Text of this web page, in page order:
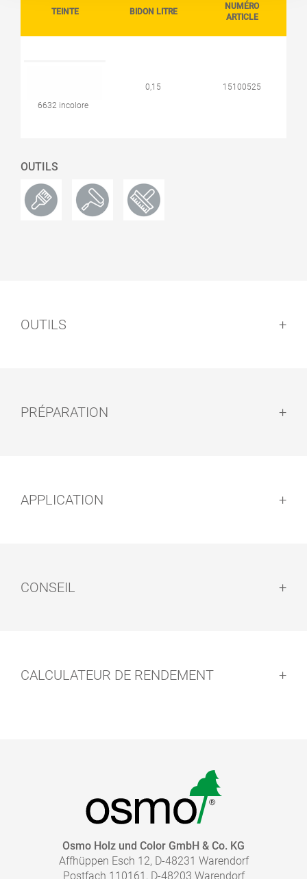
TEINTE BIDON LITRE
NUMÉRO
ARTICLE
6632 incolore
0,15 15100525
OUTILS
OUTILS
PRÉPARATION
APPLICATION
Nettoyage des outils :
CONSEIL
CALCULATEUR DE RENDEMENT
Osmo Holz und Color GmbH & Co. KG
Affhüppen Esch 12, D-48231 Warendorf
Postfach 110161, D-48203 Warendorf